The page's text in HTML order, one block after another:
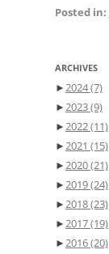
Posted in:
ARCHIVES
►2024(7)
►2023(9)
►2022(11)
►2021 (15)
►2020(21)
►2019(24)
►2018(23)
►2017(19)
►2016(20)